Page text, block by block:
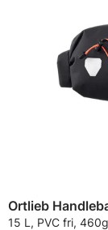
Ortlieb
15 L, PVC fri,